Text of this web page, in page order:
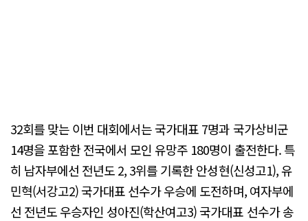
32회를 맞는 이번 대회에서는 국가대표 7명과 국가상비군
14명을 포함한 전국에서 모인 유망주 180명이 출전한다. 특
히 남자부에선 전년도 2, 3위를 기록한 안성현(신성고1), 유
민혁(서강고2) 국가대표 선수가 우승에 도전하며, 여자부에
선 전년도 우승자인 성아진(학산여고3) 국가대표 선수가 송